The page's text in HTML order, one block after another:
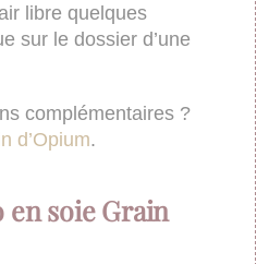
libre quelques
sur le dossier d’une
complémentaires ?
d’Opium.
en soie Grain